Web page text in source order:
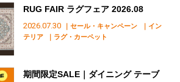
2026.07.30 ｜セール・キャンペーン
｜イン
テリア
｜ラグ・カーペット
RUG FAIR ラグフェア 2026.08
期間限定SALE｜ダイニング テーブ